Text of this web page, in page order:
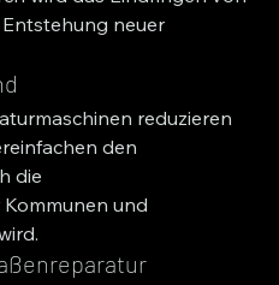
neuer
reduzieren
den
die
und